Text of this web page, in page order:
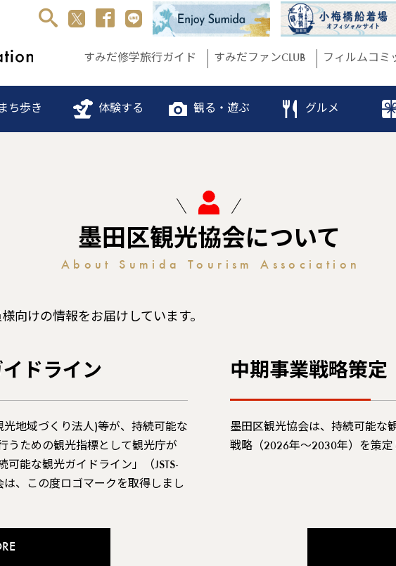
すみだ修学旅行ガイド すみだファンCLUB フィルムコミ
まち歩き 体験する 観る・遊ぶ グルメ
墨田区観光協会について
About Sumida Tourism Association
向けの情報をお届けしています。
ドライン
地域づくり法人)等が、持続可能な
うための観光指標として観光庁が
可能な観光ガイドライン」（JSTS-
は、この度ロゴマークを取得しまし
中期事業戦略策定
墨田区観光協会は、持続可能な
戦略（2026年～2030年）を策定